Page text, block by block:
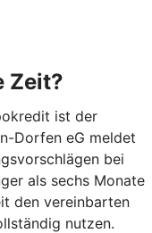
Zeit?
ist der
Dorfen eG meldet
bei
als sechs Monate
den vereinbarten
nutzen.